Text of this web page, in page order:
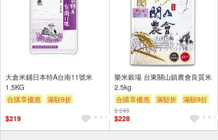
大倉米鋪日本特A台南11號米
1.5KG
合購享優惠
滿額9折
$219
樂米穀場 台東關山鎮農會良質米
2.5kg
合購享優惠
滿額折
滿額9折
滿額贈券
$ 249
$228